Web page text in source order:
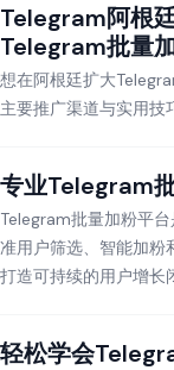
Telegram阿根
Telegram批量
想在阿根廷扩大
主要推广渠道与实用技
专业Telegram
Telegram批量加粉平
准用户筛选、智能加粉
打造可持续的用户增长
轻松学会